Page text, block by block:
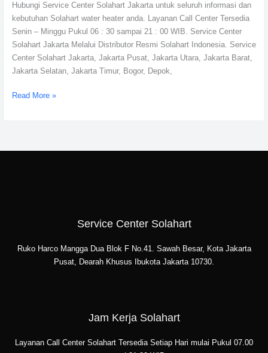
Hubungi Service Center Solahart Jakarta untuk seluruh informasi dan
kebutuhan Solahart water heater anda. Layanan Call Center Tersedia
Senin – Minggu Pukul 06 : 30 sampai 21 : 00 WIB. Service Center
Solahart Jakarta Melalui Distributor Resmi Solahart Indonesia. Service
Center Solahart Jakarta, Jakarta Pusat, Jakarta Utara, Jakarta Barat,
Jakarta Selatan, Jakarta Timur, Bogor, Depok,
Wahana
Lestari
Read More »
Service Center Solahart
Ruko Harco Mangga Dua Blok F No.41. Sawah Besar, Kota Jakarta
Pusat, Dearah Khusus Ibukota Jakarta 10730.
Jam Kerja Solahart
Layanan Call Center Solahart Tersedia Setiap Hari mulai Pukul 07.00